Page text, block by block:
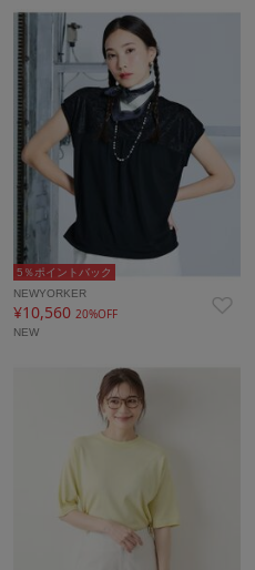
5％ポイントバック
NEWYORKER
¥10,560 20%OFF
NEW